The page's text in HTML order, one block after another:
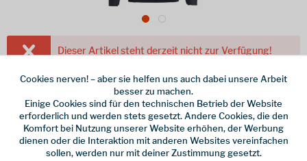
Dieser Artikel steht derzeit nicht zur Verfügung!
260,00 € *
inkl. MwSt. / Versandkostenfrei!
Größe
Cookies nerven! – aber sie helfen uns auch dabei unsere Arbeit
besser zu machen.
Einige Cookies sind für den technischen Betrieb der Website
erforderlich und werden stets gesetzt. Andere Cookies, die den
Komfort bei Nutzung unserer Website erhöhen, der Werbung
dienen oder die Interaktion mit anderen Websites vereinfachen
sollen, werden nur mit deiner Zustimmung gesetzt.